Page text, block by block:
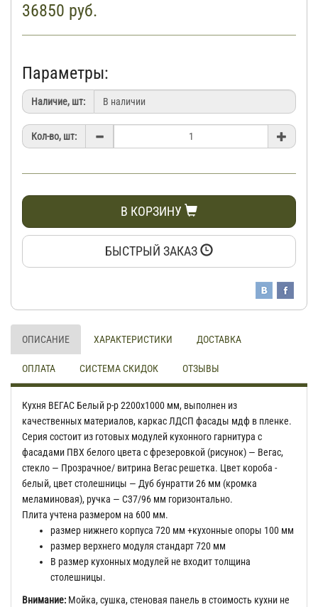
36850 руб.
Параметры:
Наличие, шт:
Кол-во, шт:
В КОРЗИНУ
БЫСТРЫЙ ЗАКАЗ
ОПИСАНИЕ ХАРАКТЕРИСТИКИ ДОСТАВКА
ОПЛАТА СИСТЕМА СКИДОК ОТЗЫВЫ
Кухня ВЕГАС Белый р-р 2200х1000 мм, выполнен из
качественных материалов, каркас ЛДСП фасады мдф в пленке.
Серия состоит из готовых модулей кухонного гарнитура с
фасадами ПВХ белого цвета с фрезеровкой (рисунок) — Вегас,
стекло — Прозрачное/ витрина Вегас решетка. Цвет короба -
белый, цвет столешницы — Дуб бунратти 26 мм (кромка
меламиновая), ручка — С37/96 мм горизонтально.
Плита учтена размером на 600 мм.
размер нижнего корпуса 720 мм +кухонные опоры 100 мм
размер верхнего модуля стандарт 720 мм
В размер кухонных модулей не входит толщина
столешницы.
Внимание: Мойка, сушка, стеновая панель в стоимость кухни не